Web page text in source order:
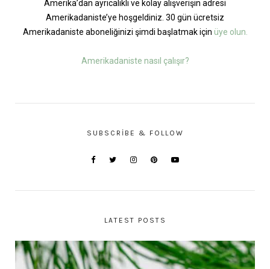
Amerika’dan ayrıcalıklı ve kolay alışverişin adresi
Amerikadaniste’ye hoşgeldiniz. 30 gün ücretsiz
Amerikadaniste aboneliğinizi şimdi başlatmak için üye olun.
Amerikadaniste nasıl çalışır?
SUBSCRIBE & FOLLOW
LATEST POSTS